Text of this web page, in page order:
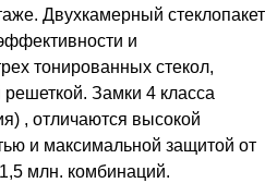
Двухкамерный стеклопакет
и
тонированных стекол,
Замки 4 класса
, отличаются высокой
и максимальной защитой от
млн. комбинаций.